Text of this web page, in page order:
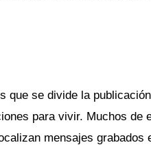
que se divide la
para vivir. Muchos
mensajes grabados